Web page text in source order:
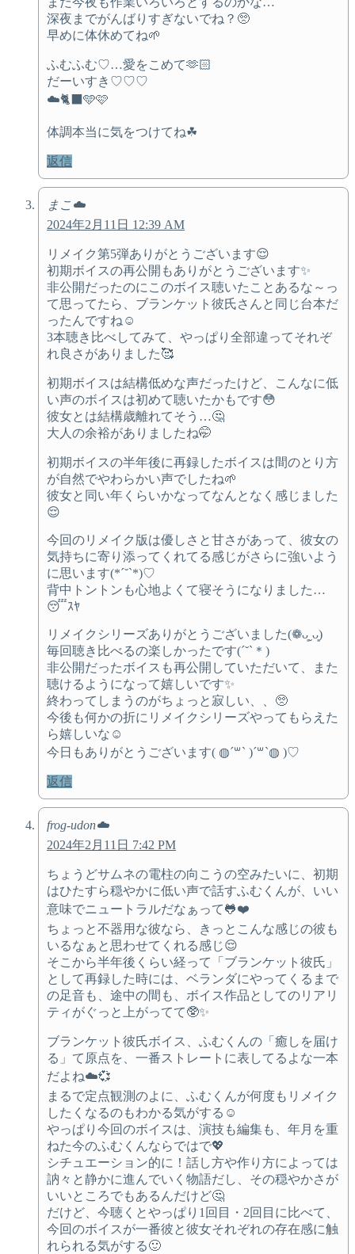
深夜までがんばりすぎないでね？🥺
早めに体休めてね🌱
ふむふむ♡…愛をこめて🫶🏻
だーいすき♡♡♡
☁️🐈‍⬛🩵🩷
体調本当に気をつけてね☘
返信
まこ☁️
2024年2月11日 12:39 AM
リメイク第5弾ありがとうございます😌
初期ボイスの再公開もありがとうございます✨️
非公開だったのにこのボイス聴いたことあるな～っ
て思ってたら、ブランケット彼氏さんと同じ台本だ
ったんですね☺️
3本聴き比べしてみて、やっぱり全部違ってそれぞ
れ良さがありました🥰
初期ボイスは結構低めな声だったけど、こんなに低
い声のボイスは初めて聴いたかもです😳
彼女とは結構歳離れてそう…🤔
大人の余裕がありましたね🤭
初期ボイスの半年後に再録したボイスは間のとり方
が自然でやわらかい声でしたね🌱
彼女と同い年くらいかなってなんとなく感じました
😌
今回のリメイク版は優しさと甘さがあって、彼女の
気持ちに寄り添ってくれてる感じがさらに強いよう
に思います(*´˘`*)♡
背中トントンも心地よくて寝そうになりました…
😴ｽﾔ
リメイクシリーズありがとうございました(❁ᴗ͈ˬᴗ͈)
毎回聴き比べるの楽しかったです(´˘`＊)
非公開だったボイスも再公開していただいて、また
聴けるようになって嬉しいです✨
終わってしまうのがちょっと寂しい、、🥺
今後も何かの折にリメイクシリーズやってもらえた
ら嬉しいな☺️
今日もありがとうございます( ◍´꒳​` )´꒳​`◍ )♡
返信
frog-udon☁️
2024年2月11日 7:42 PM
ちょうどサムネの電柱の向こうの空みたいに、初期
はひたすら穏やかに低い声で話すふむくんが、いい
意味でニュートラルだなぁって🐸❤️
ちょっと不器用な彼なら、きっとこんな感じの彼も
いるなぁと思わせてくれる感じ😌
そこから半年後くらい経って「ブランケット彼氏」
として再録した時には、ベランダにやってくるまで
の足音も、途中の間も、ボイス作品としてのリアリ
ティがぐっと上がってて🥸✨️
ブランケット彼氏ボイス、ふむくんの「癒しを届け
る」て原点を、一番ストレートに表してるよな一本
だよね☁️💞
まるで定点観測のよに、ふむくんが何度もリメイク
したくなるのもわかる気がする☺️
やっぱり今回のボイスは、演技も編集も、年月を重
ねた今のふむくんならではで💖
シチュエーション的に！話し方や作り方によっては
訥々と静かに進んでいく物語だし、その穏やかさが
いいところでもあるんだけど🤔
だけど、今聴くとやっぱり1回目・2回目に比べて、
今回のボイスが一番彼と彼女それぞれの存在感に触
れられる気がする🙂